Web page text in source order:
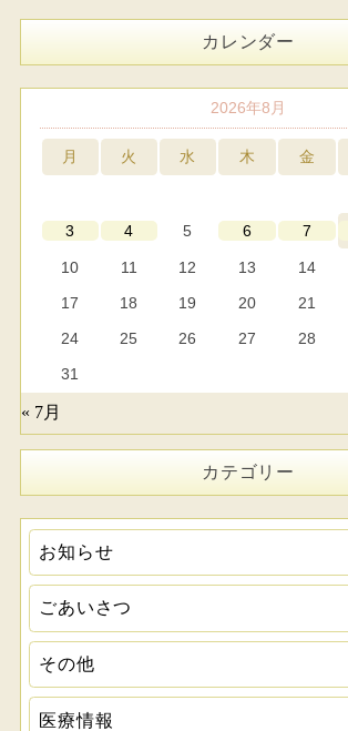
カレンダー
2026年8月
月 火 水 木 金
3 4 5 6 7
10 11 12 13 14
17
18 19 20 21
24
25 26 27 28
31
« 7月
カテゴリー
お知らせ
ごあいさつ
その他
医療情報